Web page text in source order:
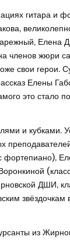
гитара и
Елена
членов жюри
свои герои.
Елены
это стало
и кубками.
фортепиано),
ДШИ,
звёздочкам
из